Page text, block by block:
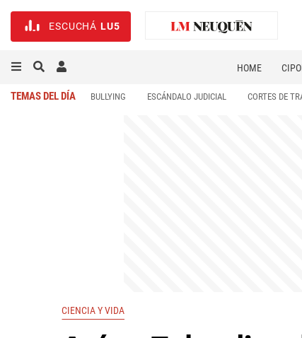
ESCUCHÁ LU5
HOME
TEMAS DEL DÍA BULLYING ESCÁNDALO JUDICIAL CORTES DE
CIENCIA Y VIDA